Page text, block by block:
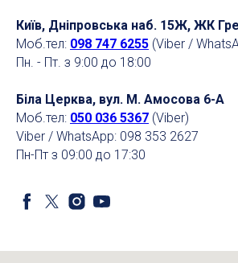
Київ, Дніпровська наб. 15Ж, ЖК
Моб.тел: 098 747 6255 (Viber /
Пн. - Пт. з 9:00 до 18:00
Біла Церква, вул. М. Амосова 6-А
Моб.тел: 050 036 5367 (Viber)
Viber / WhatsApp: 098 353 2627
Пн-Пт з 09:00 до 17:30